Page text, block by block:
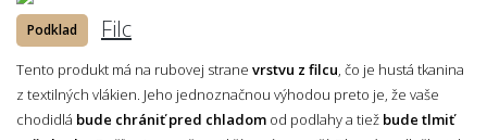
Podklad Filc
Tento produkt má na rubovej strane vrstvu z filcu , čo je hustá tkanina
z textilných vlákien. Jeho jednoznačnou výhodou preto je, že vaše
chodidlá bude chrániť pred chladom od podlahy a tiež bude tlmiť